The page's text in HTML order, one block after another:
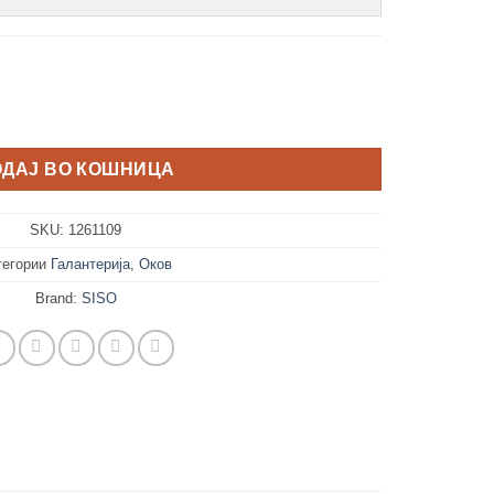
ВО КОШНИЦА
SKU: 1261109
Галантерија, Оков
Brand: SISO